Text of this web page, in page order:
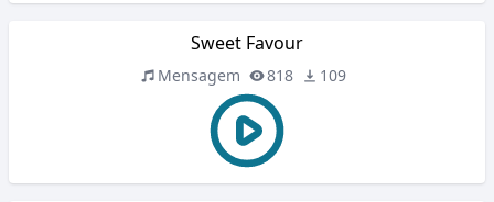
Sweet Favour
Mensagem 818 109